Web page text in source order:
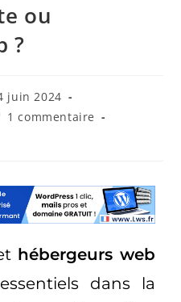
ou
?
juin 2024
1 commentaire
hébergeurs web
dans la